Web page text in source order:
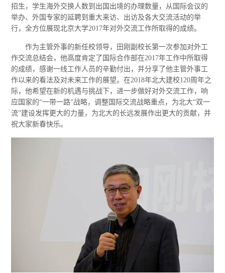
招生，学生海外交换人数到出国出境的办理数量，从国际会议的
举办、外国专家的延聘到重大来访、出访及各大交流活动的举
行，全方位展现北京大学2017年对外交流工作所取得的成绩。
作为主管外事的新任校领导，田刚副校长第一次参加对外工
作交流总结会，他高度肯定了国际合作部在2017年工作中所取得
的成绩，感谢一线工作人员的辛勤付出，并分享了他主管外事工
作以来的看法及对未来工作的展望。在2018年北大建校120周年之
际，他希望在新的机遇与挑战下，进一步做好对外交流工作，响
应国家的“一带一路”战略，调整国际交流战略重点，为北大“双一
流”建设发挥更大的力量，为北大的长远发展作出更大的贡献，并
祝大家新春快乐。